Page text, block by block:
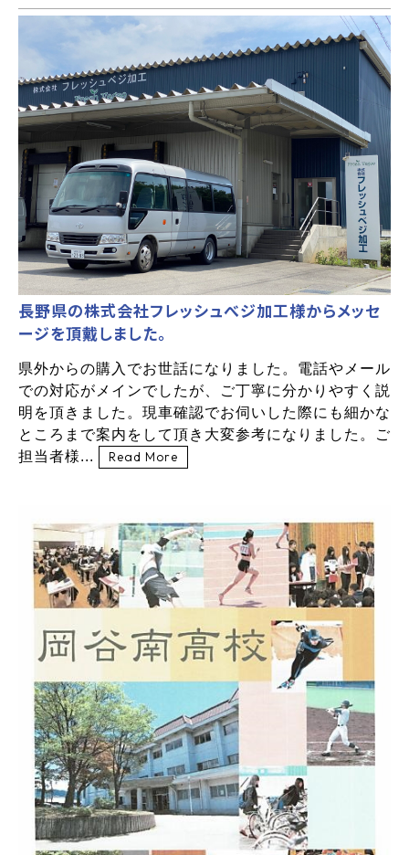
長野県の株式会社フレッシュべジ加工様からメッセ
ージを頂戴しました。
県外からの購入でお世話になりました。電話やメール
での対応がメインでしたが、ご丁寧に分かりやすく説
明を頂きました。現車確認でお伺いした際にも細かな
ところまで案内をして頂き大変参考になりました。ご
担当者様...
Read More